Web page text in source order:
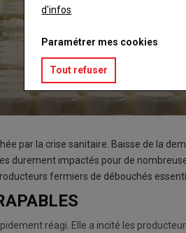
par la crise sanitaire. Baisse de la
durement impactés pour de
fermiers de débouchés
réagi. Elle a incité les
d'infos
Paramétrer mes cookies
Tout refuser